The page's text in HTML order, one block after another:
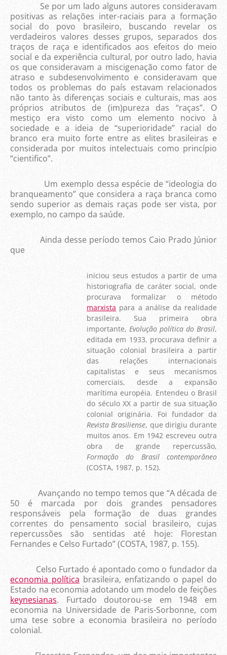
Se por um lado alguns autores consideravam
positivas as relações inter-raciais para a formação
social do povo brasileiro, buscando revelar os
verdadeiros valores desses grupos, separados dos
traços de raça e identificados aos efeitos do meio
social e da experiência cultural, por outro lado, havia
os que consideravam a miscigenação como fator de
atraso e subdesenvolvimento e consideravam que
todos os problemas do país estavam relacionados
não tanto às diferenças sociais e culturais, mas aos
próprios atributos de (im)pureza das “raças”. O
mestiço era visto como um elemento nocivo à
sociedade e a ideia de “superioridade” racial do
branco era muito forte entre as elites brasileiras e
considerada por muitos intelectuais como princípio
“cientifico”.
Um exemplo dessa espécie de “ideologia do
branqueamento” que considera a raça branca como
sendo superior as demais raças pode ser vista, por
exemplo, no campo da saúde.
Ainda desse período temos Caio Prado Júnior
que
iniciou seus estudos a partir de uma
historiografia de caráter social, onde
procurava formalizar o método
marxista para a análise da realidade
brasileira. Sua primeira obra
importante,Evolução política do Brasil,
editada em 1933, procurava definir a
situação colonial brasileira a partir
das relações internacionais
capitalistas e seus mecanismos
comerciais, desde a expansão
marítima européia. Entendeu o Brasil
do século XX a partir de sua situação
colonial originária. Foi fundador da
Revista Brasiliense, que dirigiu durante
muitos anos. Em 1942 escreveu outra
obra de grande repercussão,
Formação do Brasil contemporâneo
(COSTA, 1987, p. 152).
Avançando no tempo temos que “A década de
50 é marcada por dois grandes pensadores
responsáveis pela formação de duas grandes
correntes do pensamento social brasileiro, cujas
repercussões são sentidas até hoje: Florestan
Fernandes e Celso Furtado” (COSTA, 1987, p. 155).
Celso Furtado é apontado como o fundador da
economia política brasileira, enfatizando o papel do
Estado na economia adotando um modelo de feições
keynesianas. Furtado doutorou-se em 1948 em
economia na Universidade de Paris-Sorbonne, com
uma tese sobre a economia brasileira no período
colonial.